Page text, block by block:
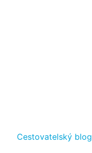
Kategorie
Cestovatelský blog